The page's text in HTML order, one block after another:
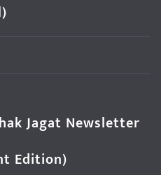
Jagat Newsletter
Edition)